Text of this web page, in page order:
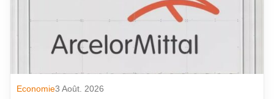
Economie3 Août. 2026